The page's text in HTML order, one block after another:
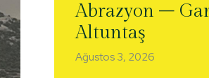
Abrazyon –
Altuntaş
Ağustos 3, 2026